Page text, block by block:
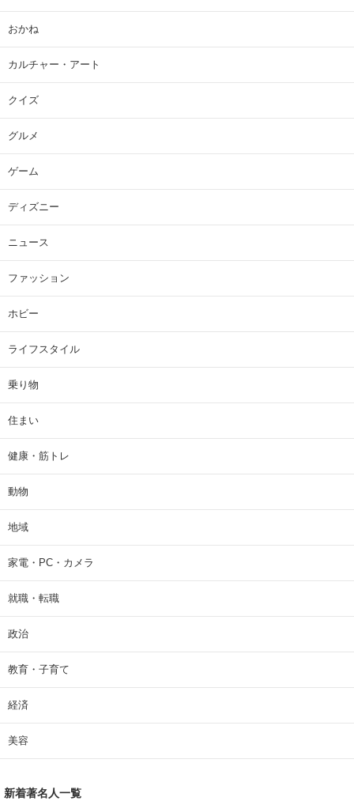
おかね
カルチャー・アート
クイズ
グルメ
ゲーム
ディズニー
ニュース
ファッション
ホビー
ライフスタイル
乗り物
住まい
健康・筋トレ
動物
地域
家電・PC・カメラ
就職・転職
政治
教育・子育て
経済
美容
新着著名人一覧